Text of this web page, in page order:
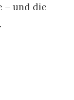
– und die